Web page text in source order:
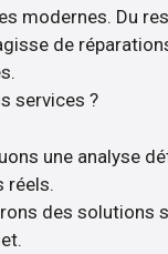
modernes. Du
de
services ?
une analyse
réels.
des solutions